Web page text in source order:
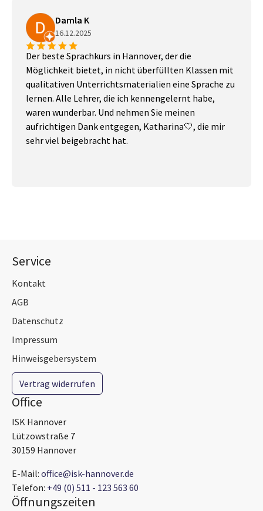
Damla K
16.12.2025
Der beste Sprachkurs in Hannover, der die
Möglichkeit bietet, in nicht überfüllten Klassen mit
qualitativen Unterrichtsmaterialien eine Sprache zu
lernen. Alle Lehrer, die ich kennengelernt habe,
waren wunderbar. Und nehmen Sie meinen
aufrichtigen Dank entgegen, Katharina🤍, die mir
sehr viel beigebracht hat.
Service
Kontakt
AGB
Datenschutz
Impressum
Hinweisgebersystem
Vertrag widerrufen
Office
ISK Hannover
Lützowstraße 7
30159 Hannover
E-Mail: office@isk-hannover.de
Telefon: +49 (0) 511 - 123 563 60
Öffnungszeiten